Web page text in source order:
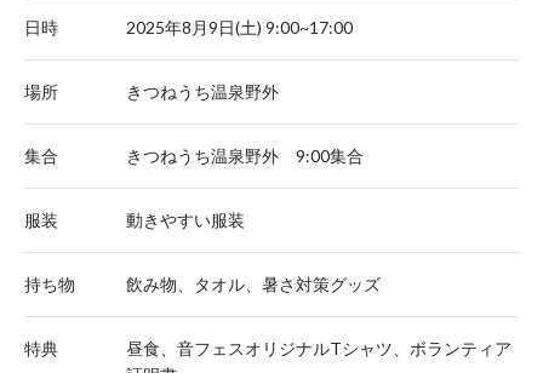
日時 2025年8月9日(土) 9:00~17:00
場所 きつねうち温泉野外
集合 きつねうち温泉野外 9:00集合
服装 動きやすい服装
持ち物 飲み物、タオル、暑さ対策グッズ
特典
昼食、音フェスオリジナルTシャツ、ボランティア